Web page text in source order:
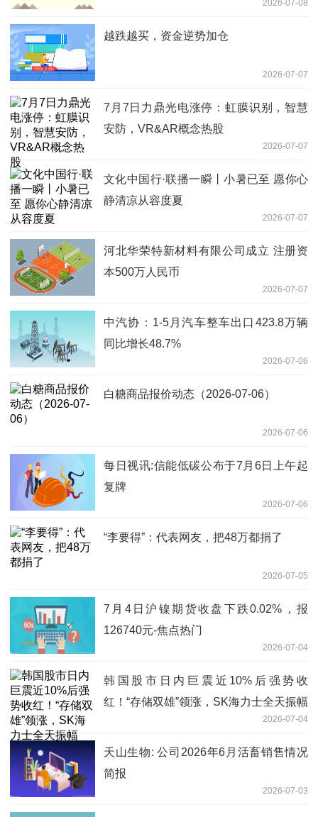
2026-07-08
越跌越买，资金逆势加仓
2026-07-07
7月7日力鼎光电涨停：虹膜识别，智慧
安防，VR&AR概念热股
2026-07-07
文化中国行·联播一瞬丨小暑已至 愿你心
静清凉从容度夏
2026-07-07
河北华荣特新材料有限公司成立 注册资
本500万人民币
2026-07-07
中汽协：1-5月汽车整车出口423.8万辆
同比增长48.7%
2026-07-06
白糖商品报价动态（2026-07-06）
2026-07-06
每日视讯:信能低碳公布于7月6日上午起
复牌
2026-07-06
“李要得”：代表网友，把48万都捐了
2026-07-05
7月4日沪镍期货收盘下跌0.02%，报
126740元-焦点热门
2026-07-04
韩国股市日内巨震近10%后强势收
红！“存储双雄”领涨，SK海力士全天振幅
2026-07-04
天山生物: 公司2026年6月活畜销售情况
简报
2026-07-03